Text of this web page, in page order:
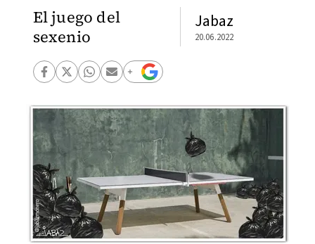
El juego del
sexenio
Jabaz
20.06.2022